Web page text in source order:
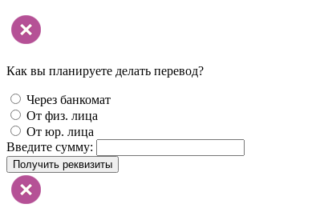
Как вы планируете делать перевод?
Через банкомат
От физ. лица
От юр. лица
Введите сумму:
Получить реквизиты